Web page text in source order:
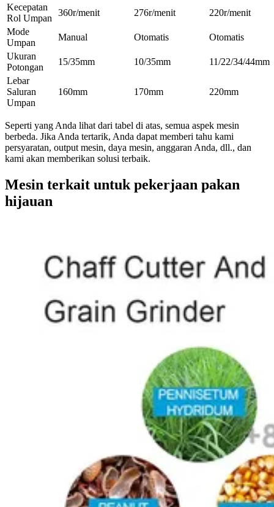
Kecepatan
Rol Umpan
360r/menit 276r/menit
220r/menit
Mode
Umpan
Manual Otomatis
Otomatis
Ukuran
Potongan
15/35mm 10/35mm
11/22/34/44mm
Lebar
Saluran
Umpan
160mm 170mm 220mm
Seperti yang Anda lihat dari tabel di atas, semua aspek mesin
berbeda. Jika Anda tertarik, Anda dapat memberi tahu kami
persyaratan, output mesin, daya mesin, anggaran Anda, dll., dan
kami akan memberikan solusi terbaik.
Mesin terkait untuk pekerjaan pakan
hijauan